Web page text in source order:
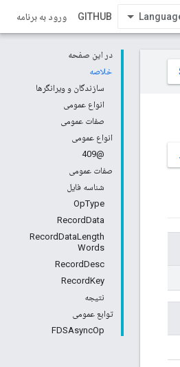
GITHUB ورود به برنامه
در این صفحه
خلاصه
سازندگان و ویرانگرها
انواع عمومی
صفات عمومی
انواع عمومی
@409
صفات عمومی
شناسه فایل
OpType
RecordData
RecordDataLength
Words
RecordDesc
RecordKey
نتیجه
توابع عمومی
FDSAsyncOp